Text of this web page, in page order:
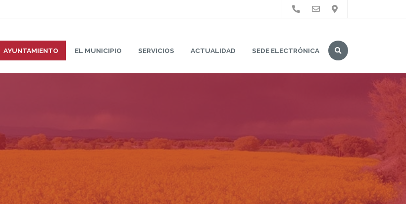
AYUNTAMIENTO EL MUNICIPIO SERVICIOS ACTUALIDAD SEDE ELECTRÓNICA
Buscar